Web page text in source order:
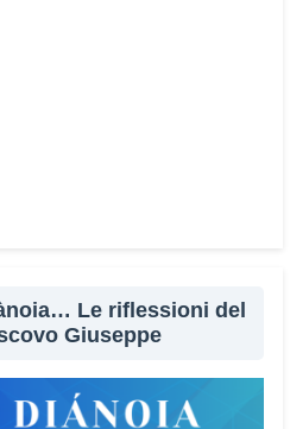
Le riflessioni del
Giuseppe